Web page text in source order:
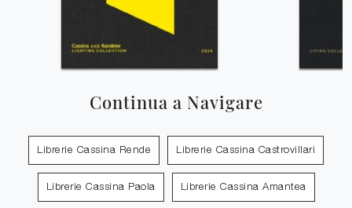
Continua a Navigare
Librerie Cassina Rende Librerie Cassina Castrovillari
Librerie Cassina Paola Librerie Cassina Amantea